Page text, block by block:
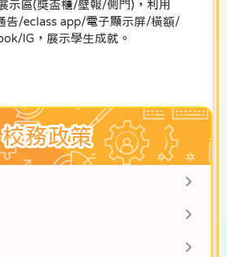
示區(獎盃櫃/壁報/側門)，利用
告/eclass app/電子顯示屏/橫額/
IG，展示學生成就。
校務政策